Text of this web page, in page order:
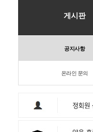
게시판
공지사항
온라인 문의